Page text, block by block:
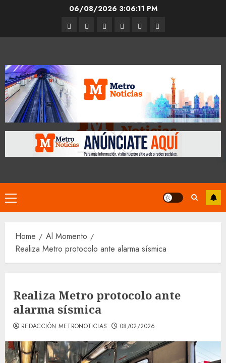
06/08/2026 3:06:12 PM
Entrevistas
Espectáculos
Movilidad
Metro
CDMX
CulturaOpinión
Primary
Menu
Home
Al Momento
Realiza Metro protocolo ante alarma sísmica
Realiza Metro protocolo ante
alarma sísmica
REDACCIÓN METRONOTICIAS 08/02/2026